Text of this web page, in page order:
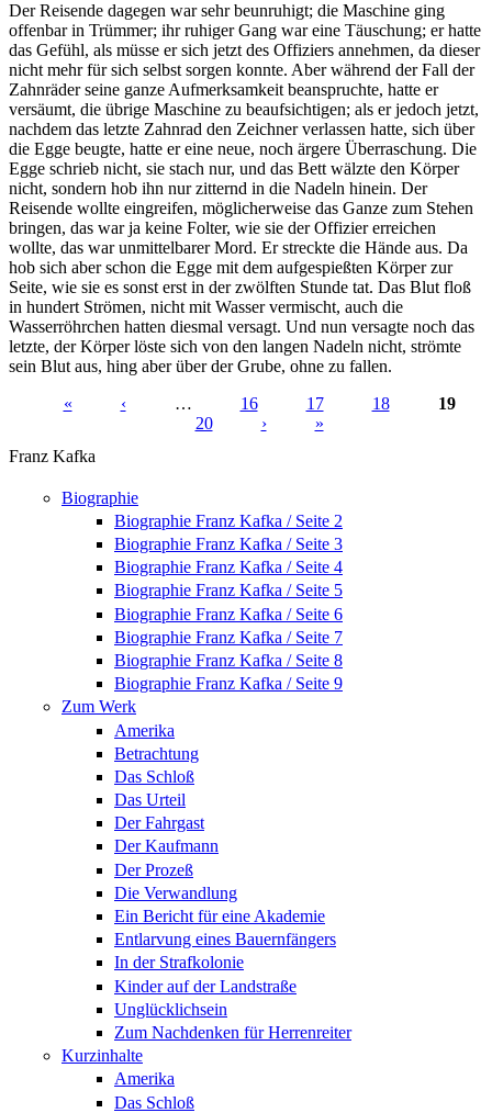
Der Reisende dagegen war sehr beunruhigt; die Maschine ging
offenbar in Trümmer; ihr ruhiger Gang war eine Täuschung; er hatte
das Gefühl, als müsse er sich jetzt des Offiziers annehmen, da dieser
nicht mehr für sich selbst sorgen konnte. Aber während der Fall der
Zahnräder seine ganze Aufmerksamkeit beanspruchte, hatte er
versäumt, die übrige Maschine zu beaufsichtigen; als er jedoch jetzt,
nachdem das letzte Zahnrad den Zeichner verlassen hatte, sich über
die Egge beugte, hatte er eine neue, noch ärgere Überraschung. Die
Egge schrieb nicht, sie stach nur, und das Bett wälzte den Körper
nicht, sondern hob ihn nur zitternd in die Nadeln hinein. Der
Reisende wollte eingreifen, möglicherweise das Ganze zum Stehen
bringen, das war ja keine Folter, wie sie der Offizier erreichen
wollte, das war unmittelbarer Mord. Er streckte die Hände aus. Da
hob sich aber schon die Egge mit dem aufgespießten Körper zur
Seite, wie sie es sonst erst in der zwölften Stunde tat. Das Blut floß
in hundert Strömen, nicht mit Wasser vermischt, auch die
Wasserröhrchen hatten diesmal versagt. Und nun versagte noch das
letzte, der Körper löste sich von den langen Nadeln nicht, strömte
sein Blut aus, hing aber über der Grube, ohne zu fallen.
« ‹ … 16 17 18
19
20
›
»
Franz Kafka
Biographie
Biographie Franz Kafka / Seite 2
Biographie Franz Kafka / Seite 3
Biographie Franz Kafka / Seite 4
Biographie Franz Kafka / Seite 5
Biographie Franz Kafka / Seite 6
Biographie Franz Kafka / Seite 7
Biographie Franz Kafka / Seite 8
Biographie Franz Kafka / Seite 9
Zum Werk
Amerika
Betrachtung
Das Schloß
Das Urteil
Der Fahrgast
Der Kaufmann
Der Prozeß
Die Verwandlung
Ein Bericht für eine Akademie
Entlarvung eines Bauernfängers
In der Strafkolonie
Kinder auf der Landstraße
Unglücklichsein
Zum Nachdenken für Herrenreiter
Kurzinhalte
Amerika
Das Schloß